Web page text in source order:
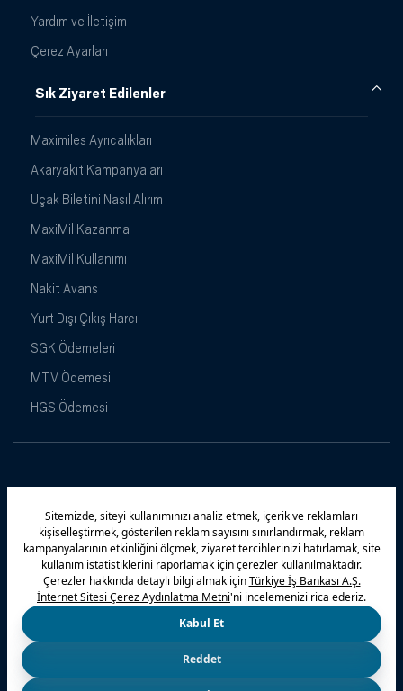
Yardım ve İletişim
Çerez Ayarları
Sık Ziyaret Edilenler
Maximiles Ayrıcalıkları
Akaryakıt Kampanyaları
Uçak Biletini Nasıl Alırım
MaxiMil Kazanma
MaxiMil Kullanımı
Nakit Avans
Yurt Dışı Çıkış Harcı
SGK Ödemeleri
MTV Ödemesi
HGS Ödemesi
© 2026 Türkiye İş Bankası A.Ş.
Maximiles Kampanyalar Yasal Uyarı Güvenlik
Gizlilik Politikamız Bilgi Toplumu Hizmetleri
Çerez Politikası Kişisel Verilerin Korunması